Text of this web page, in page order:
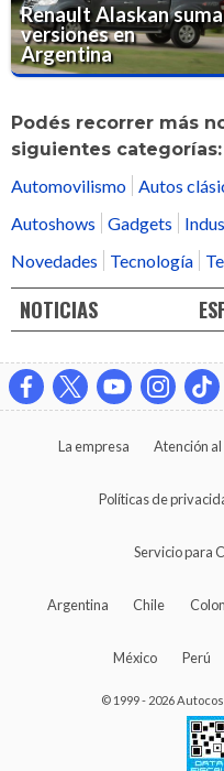
Renault Alaskan suma
versiones en
Argentina
Podés recorrer más
siguientes categorías:
Automovilismo Autos
Autoshows
Gadgets
Novedades
Tecnología
NOTICIAS
La empresa Atención
Políticas de
Servicio para
Argentina Chile
México Perú
© 1999 - 2026